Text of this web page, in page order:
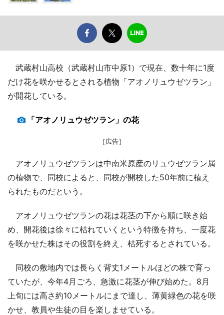
武蔵村山高校（武蔵村山市中原1）で現在、数十年に1度
だけ花を咲かせるとされる植物「アオノリュウゼツラン」
が開花している。
「アオノリュウゼツラン」の花
［広告］
アオノリュウゼツランは中南米原産のリュウゼツラン属
の植物で、同校によると、同校が開校した50年前に植え
られたものだという。
アオノリュウゼツランの花は花茎の下から順に咲き始
め、開花後は徐々に枯れていくという特徴を持ち、一度花
を咲かせた株はその役割を終え、枯死するとされている。
同校の敷地内では長らく背丈1メートルほどの株で育っ
ていたが、今年4月ごろ、急激に花茎が伸び始めた。8月
上旬には高さ約10メートルにまで達し、薄黄緑色の花を咲
かせ、教員や生徒の目を楽しませている。